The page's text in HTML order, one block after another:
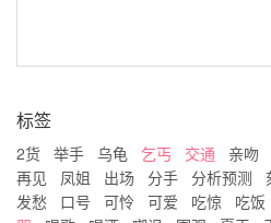
标签
2货 举手 乌龟 乞丐 交通 亲吻
再见
凤姐 出场 分手 分析预测
发愁
口号 可怜 可爱 吃惊 吃饭